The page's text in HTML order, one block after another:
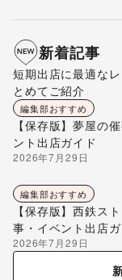
新着記事
短期出店に最適な
とめてご紹介
編集部おすすめ
【保存版】夢屋の
ント出店ガイド
2026年7月29日
編集部おすすめ
【保存版】西鉄ス
事・イベント出店ガ
2026年7月29日